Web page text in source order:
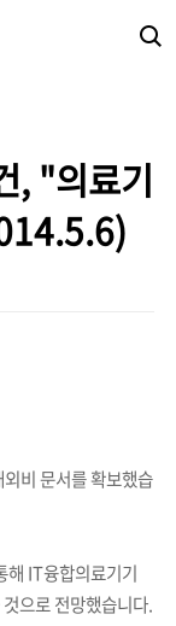
, "의료기
비 문서를 확보했습
해 IT융합의료기기
으로 전망했습니다.